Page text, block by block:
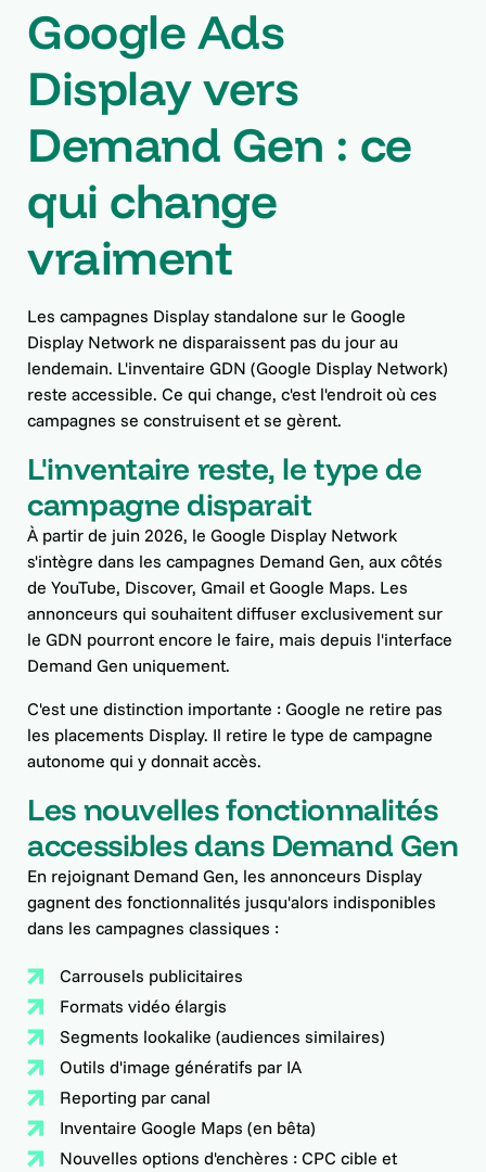
Google Ads
Display vers
Demand Gen : ce
qui change
vraiment
Les campagnes Display standalone sur le Google
Display Network ne disparaissent pas du jour au
lendemain. L'inventaire GDN (Google Display Network)
reste accessible. Ce qui change, c'est l'endroit où ces
campagnes se construisent et se gèrent.
L'inventaire reste, le type de
campagne disparait
À partir de juin 2026, le Google Display Network
s'intègre dans les campagnes Demand Gen, aux côtés
de YouTube, Discover, Gmail et Google Maps. Les
annonceurs qui souhaitent diffuser exclusivement sur
le GDN pourront encore le faire, mais depuis l'interface
Demand Gen uniquement.
C'est une distinction importante : Google ne retire pas
les placements Display. Il retire le type de campagne
autonome qui y donnait accès.
Les nouvelles fonctionnalités
accessibles dans Demand Gen
En rejoignant Demand Gen, les annonceurs Display
gagnent des fonctionnalités jusqu'alors indisponibles
dans les campagnes classiques :
Carrousels publicitaires
Formats vidéo élargis
Segments lookalike (audiences similaires)
Outils d'image génératifs par IA
Reporting par canal
Inventaire Google Maps (en bêta)
Nouvelles options d'enchères : CPC cible et